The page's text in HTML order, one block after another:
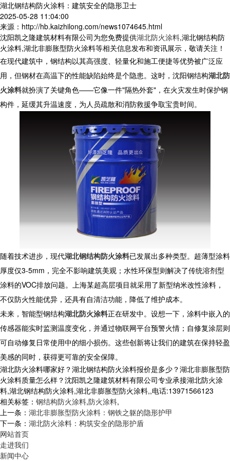
湖北钢结构防火涂料：建筑安全的隐形卫士
2025-05-28 11:04:00
来源：http://hb.kaizhilong.com/news1074645.html
沈阳凯之隆建筑材料有限公司为您免费提供湖北防火涂料,湖北钢结构防
火涂料,湖北非膨胀型防火涂料等相关信息发布和资讯展示，敬请关注！
在现代建筑中，钢结构以其高强度、轻量化和施工便捷等优势被广泛应
用，但钢材在高温下的性能缺陷始终是个隐患。这时，沈阳钢结构湖北防
火涂料就扮演了关键角色——它像一件"隔热外套"，在火灾发生时保护钢
构件，延缓其升温速度，为人员疏散和消防救援争取宝贵时间。
随着技术进步，现代湖北钢结构防火涂料已发展出多种类型。超薄型涂料
厚度仅3-5mm，完全不影响建筑美观；水性环保型则解决了传统溶剂型
涂料的VOC排放问题。上海某超高层项目就采用了新型纳米改性涂料，
不仅防火性能优异，还具有自清洁功能，降低了维护成本。
未来，智能型钢结构湖北防火涂料正在研发中。设想一下，涂料中嵌入的
传感器能实时监测温度变化，并通过物联网平台预警火情；自修复涂层则
可自动修复日常使用中的细小损伤。这些创新将让我们的建筑在保持轻盈
美感的同时，获得更可靠的安全保障。
湖北防火涂料哪家好？湖北钢结构防火涂料报价是多少？湖北非膨胀型防
火涂料质量怎么样？沈阳凯之隆建筑材料有限公司专业承接湖北防火涂
料,湖北钢结构防火涂料,湖北非膨胀型防火涂料,,电话:13971566123
相关标签： 钢结构防火涂料,防火涂料,
上一条： 湖北非膨胀型防火涂料：钢铁之躯的隐形护甲
下一条： 湖北防火涂料：构筑安全的隐形护盾
网站首页
走进我们
新闻中心